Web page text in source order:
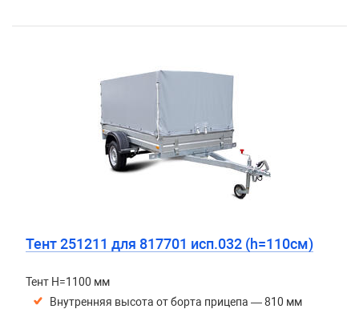
Тент 251211 для 817701 исп.032 (h=110см)
Тент H=1100 мм
Внутренняя высота от борта прицепа — 810 мм